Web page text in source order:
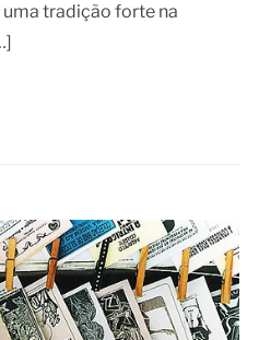
tradição forte na